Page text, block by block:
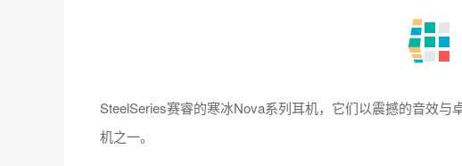
SteelSeries赛睿的寒冰Nova系列耳机，它们以震撼的音效
机之一。